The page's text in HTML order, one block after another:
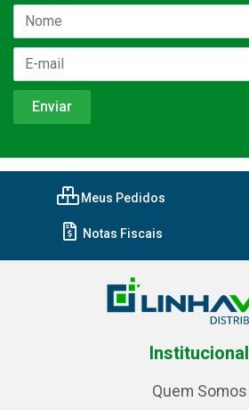
Meus Pedidos
Notas Fiscais
Institucional
Quem Somos